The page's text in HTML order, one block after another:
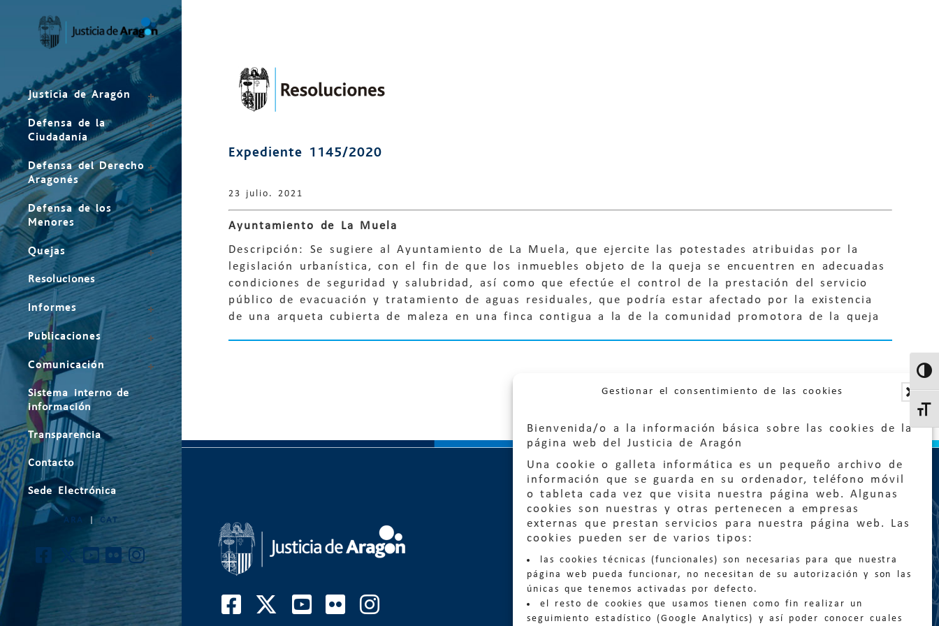
Gestionar el consentimiento de las cookies
Bienvenida/o a la información básica sobre las cookies de la
página web del Justicia de Aragón
Una cookie o galleta informática es un pequeño archivo de
información que se guarda en su ordenador, teléfono móvil
o tableta cada vez que visita nuestra página web. Algunas
cookies son nuestras y otras pertenecen a empresas
externas que prestan servicios para nuestra página web. Las
cookies pueden ser de varios tipos:
las cookies técnicas (funcionales) son necesarias para que nuestra
página web pueda funcionar, no necesitan de su autorización y son las
únicas que tenemos activadas por defecto.
el resto de cookies que usamos tienen como fin realizar un
seguimiento estadístico (Google Analytics) y así poder conocer cuales
Justicia de Aragón
Defensa de la
Ciudadanía
Defensa del Derecho
Aragonés
Defensa de los
Menores
Quejas
Resoluciones
Informes
Publicaciones
Comunicación
Sistema interno de
información
Transparencia
Contacto
Sede Electrónica
ARA CAT
Expediente 1145/2020
23 julio. 2021
Ayuntamiento de La Muela
Descripción: Se sugiere al Ayuntamiento de La Muela, que ejercite las potestades atribuidas por la
legislación urbanística, con el fin de que los inmuebles objeto de la queja se encuentren en adecuadas
condiciones de seguridad y salubridad, así como que efectúe el control de la prestación del servicio
público de evacuación y tratamiento de aguas residuales, que podría estar afectado por la existencia
de una arqueta cubierta de maleza en una finca contigua a la de la comunidad promotora de la queja
Quejas:quejas@eljusticiadearagon.es
Información general:
informacion@eljusticiadearagon.es
Teléfonos: 900 210 210/ 976 399 354